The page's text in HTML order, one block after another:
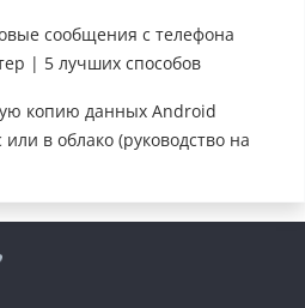
сообщения с телефона
| 5 лучших способов
копию данных Android
в облако (руководство на